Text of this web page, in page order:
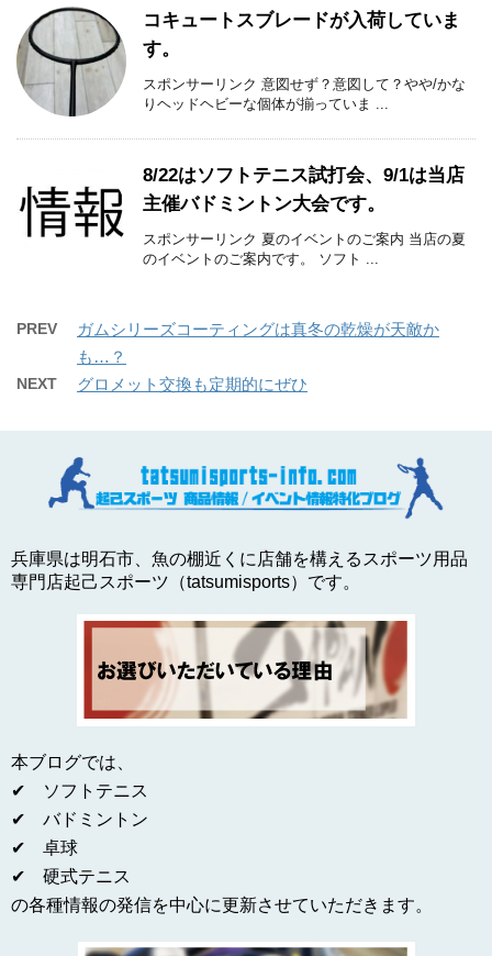
コキュートスブレードが入荷していま
す。
スポンサーリンク 意図せず？意図して？やや/かな
りヘッドヘビーな個体が揃っていま ...
8/22はソフトテニス試打会、9/1は当店
主催バドミントン大会です。
スポンサーリンク 夏のイベントのご案内 当店の夏
のイベントのご案内です。 ソフト ...
PREV
ガムシリーズコーティングは真冬の乾燥が天敵か
も…？
NEXT グロメット交換も定期的にぜひ
兵庫県は明石市、魚の棚近くに店舗を構えるスポーツ用品
専門店起己スポーツ（tatsumisports）です。
本ブログでは、
✔ ソフトテニス
✔ バドミントン
✔ 卓球
✔ 硬式テニス
の各種情報の発信を中心に更新させていただきます。